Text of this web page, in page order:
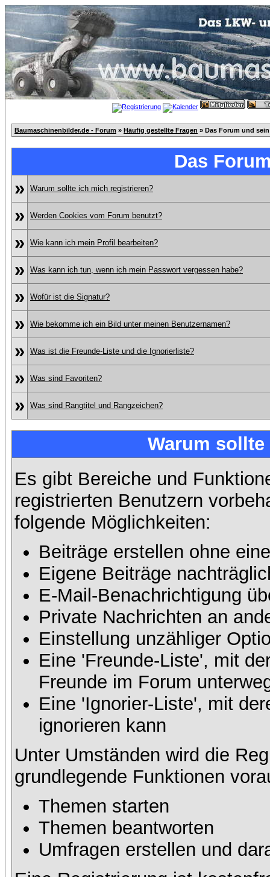
Baumaschinenbilder.de - Forum » Häufig gestellte Fragen » Das Forum und
Das
»
Warum sollte ich mich registrieren?
» Werden Cookies vom Forum benutzt?
» Wie kann ich mein Profil bearbeiten?
» Was kann ich tun, wenn ich mein Passwort vergessen habe?
» Wofür ist die Signatur?
» Wie bekomme ich ein Bild unter meinen Benutzernamen?
» Was ist die Freunde-Liste und die Ignorierliste?
» Was sind Favoriten?
» Was sind Rangtitel und Rangzeichen?
Warum
Es gibt Bereiche und
registrierten Benutzern
folgende Möglichkeiten:
Beiträge erstellen ohne
Eigene Beiträge
E-Mail-Benachrichtigung
Private Nachrichten an
Einstellung unzähliger
Eine 'Freunde-Liste', mit
Freunde im Forum
Eine 'Ignorier-Liste', mit
ignorieren kann
Unter Umständen wird die
grundlegende Funktionen
Themen starten
Themen beantworten
Umfragen erstellen und